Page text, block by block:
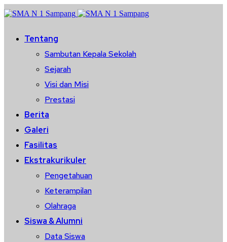
Tentang
Sambutan Kepala Sekolah
Sejarah
Visi dan Misi
Prestasi
Berita
Galeri
Fasilitas
Ekstrakurikuler
Pengetahuan
Keterampilan
Olahraga
Siswa & Alumni
Data Siswa